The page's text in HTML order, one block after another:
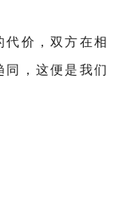
代价，双方在相
同，这便是我们